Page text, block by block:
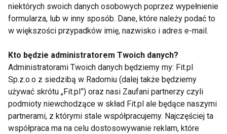
zwiększony wydatek energetyczny o
20%-50% w stosunku do zwykłego
marszu, bez kijów.
o 30% mniejsze obciążenie dla układu
motorycznego w porównaniu do
wolnego biegu (jogging)
www.zdrowie.fit.pl
niektórych swoich danych osobowych poprzez wypełnienie
formularza, lub w inny sposób. Dane, które należy podać to
w większości przypadków imię, nazwisko i adres e-mail.
Kto będzie administratorem Twoich danych?
Administratorami Twoich danych będziemy my: Fit.pl
Sp.z.o.o z siedzibą w Radomiu (dalej także będziemy
używać skrótu „Fit.pl”) oraz nasi Zaufani partnerzy czyli
podmioty niewchodzące w skład Fit.pl ale będące naszymi
partnerami, z którymi stale współpracujemy. Najczęściej ta
współpraca ma na celu dostosowywanie reklam, które